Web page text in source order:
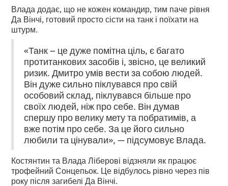
Влада додає, що не кожен командир, тим паче рівня
Да Вінчі, готовий просто сісти на танк і поїхати на
штурм.
«Танк – це дуже помітна ціль, є багато
протитанкових засобів і, звісно, це великий
ризик. Дмитро умів вести за собою людей.
Він дуже сильно піклувався про свій
особовий склад, піклувався більше про
своїх людей, ніж про себе. Він думав
спершу про велику мету та побратимів, а
вже потім про себе. За це його сильно
любили та цінували», — підсумовує Влада.
Костянтин та Влада Ліберові відзняли як працює
трофейний Сонцепьок. Це відбулось рівно через пів
року після загибелі Да Вінчі.